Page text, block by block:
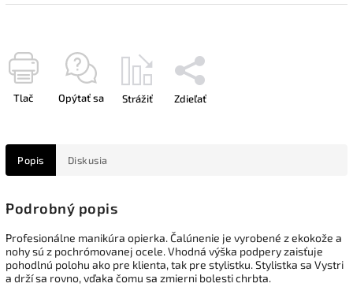
Tlač Opýtať sa Strážiť Zdieľať
Popis Diskusia
Podrobný popis
Profesionálne manikúra opierka.Čalúnenie je vyrobené z ekokože a
nohy sú z pochrómovanej ocele.Vhodná výška podpery zaisťuje
pohodlnú polohu ako pre klienta, tak pre stylistku.Stylistka sa Vystri
a drží sa rovno, vďaka čomu sa zmierni bolesti chrbta.